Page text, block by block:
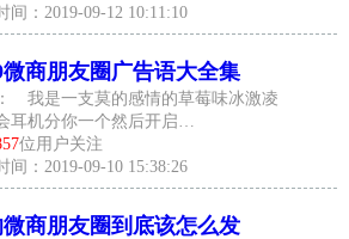
间：2019-09-12 10:11:10
微商朋友圈广告语大全集
我是一支莫的感情的草莓味冰激凌
耳机分你一个然后开启…
位用户关注
间：2019-09-10 15:38:26
商朋友圈到底该怎么发